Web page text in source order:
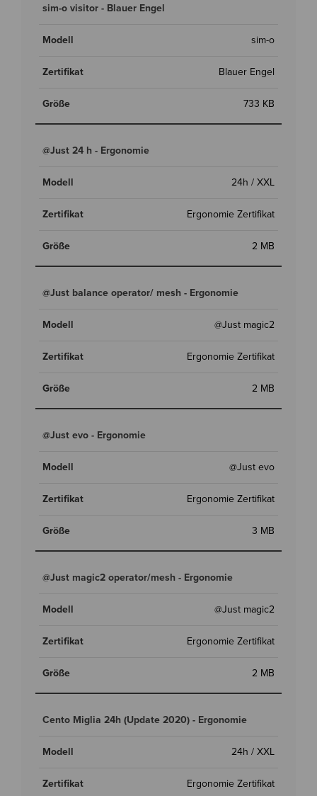
sim-o visitor - Blauer Engel
sim-o
Blauer Engel
733 KB
@Just 24 h - Ergonomie
24h / XXL
Ergonomie Zertifikat
2 MB
@Just balance operator/ mesh - Ergonomie
@Just magic2
Ergonomie Zertifikat
2 MB
@Just evo - Ergonomie
@Just evo
Ergonomie Zertifikat
3 MB
@Just magic2 operator/mesh - Ergonomie
@Just magic2
Ergonomie Zertifikat
2 MB
Cento Miglia 24h (Update 2020) - Ergonomie
24h / XXL
Ergonomie Zertifikat